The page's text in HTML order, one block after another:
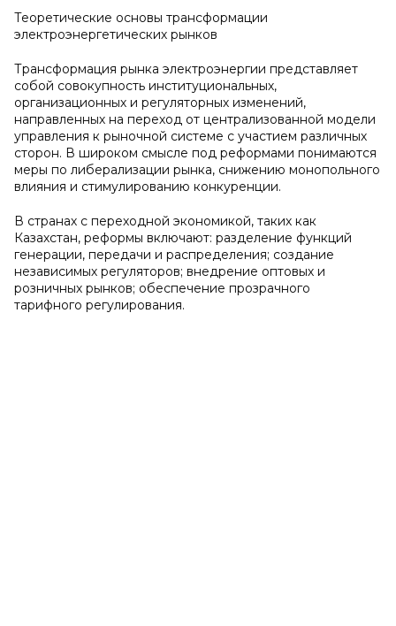
Теоретические основы трансформации
электроэнергетических рынков
Трансформация рынка электроэнергии представляет
собой совокупность институциональных,
организационных и регуляторных изменений,
направленных на переход от централизованной модели
управления к рыночной системе с участием различных
сторон. В широком смысле под реформами понимаются
меры по либерализации рынка, снижению монопольного
влияния и стимулированию конкуренции.
В странах с переходной экономикой, таких как
Казахстан, реформы включают: разделение функций
генерации, передачи и распределения; создание
независимых регуляторов; внедрение оптовых и
розничных рынков; обеспечение прозрачного
тарифного регулирования.